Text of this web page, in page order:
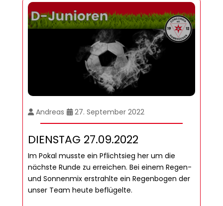
Andreas 27. September 2022
DIENSTAG 27.09.2022
Im Pokal musste ein Pflichtsieg her um die
nächste Runde zu erreichen. Bei einem Regen-
und Sonnenmix erstrahlte ein Regenbogen der
unser Team heute beflügelte.